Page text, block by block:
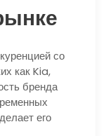
со
как Kia,
бренда
его